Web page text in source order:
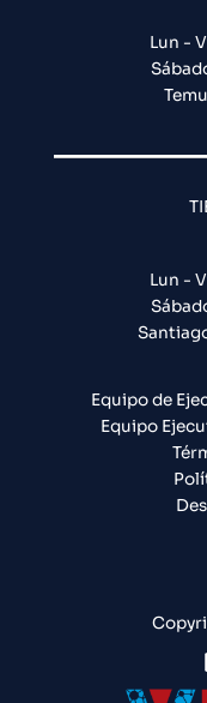
Lun -
Lun -
Equipo de
Equipo